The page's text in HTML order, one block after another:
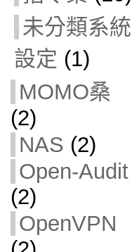
未分類系統
設定 (1)
MOMO桑
(2)
NAS (2)
Open-Audit
(2)
OpenVPN